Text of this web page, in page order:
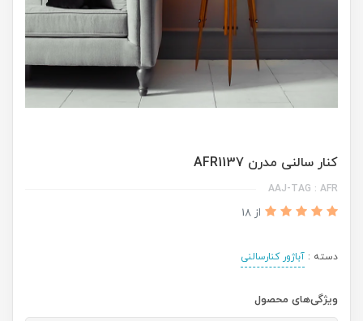
کنار سالنی مدرن AFR1137
AAJ-TAG : AFR
از 18
دسته : آباژور کنارسالنی
ویژگی‌های محصول